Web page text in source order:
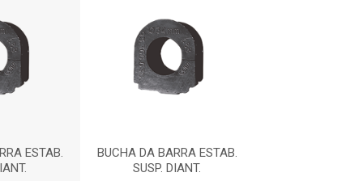
ESTAB.
BUCHA DA BARRA ESTAB.
SUSP. DIANT.